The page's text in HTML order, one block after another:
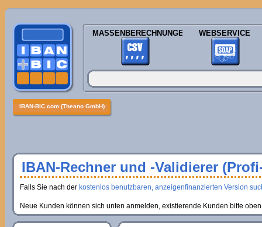
MASSENBERECHNUNGEN WEBSERVICE
IBAN-BIC.com (Theano GmbH)
IBAN-Rechner und -Validierer
Falls Sie nach der kostenlos benutzbaren, anzeigenfinanzierten Version
Neue Kunden können sich unten anmelden, existierende Kunden bitte